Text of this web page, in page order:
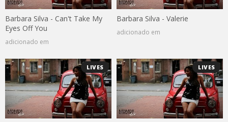
Barbara Silva - Can't Take My
Eyes Off You
adicionado em
Barbara Silva - Valerie
adicionado em
LIVES LIVES